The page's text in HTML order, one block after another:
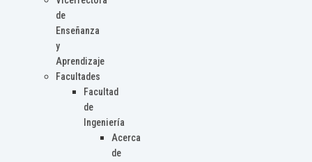
de
Enseñanza
y
Aprendizaje
Facultades
Facultad
de
Ingeniería
Acerca
de